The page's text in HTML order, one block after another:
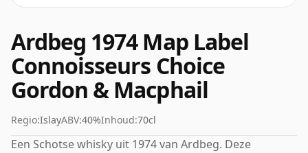
Ardbeg 1974 Map Label
Connoisseurs Choice
Gordon & Macphail
Regio:IslayABV:40%Inhoud:70cl
Een Schotse whisky uit 1974 van Ardbeg. Deze